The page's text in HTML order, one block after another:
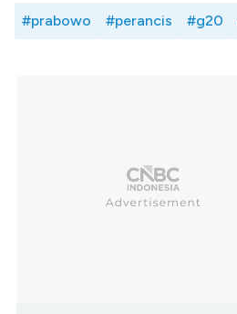
#prabowo #perancis #g20